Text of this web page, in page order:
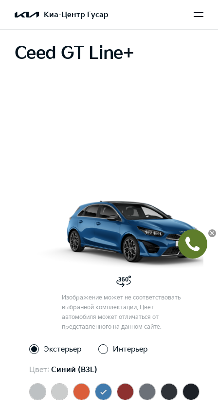
Киа-Центр Гусар
Ceed GT Line+
Изображение может не соответствовать
выбранной комплектации. Цвет
автомобиля может отличаться от
представленного на данном сайте.
Экстерьер Интерьер
Цвет: Синий (B3L)